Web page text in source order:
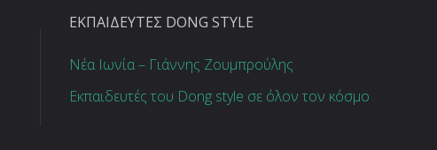
EΚΠΑΙΔΕΥΤΈΣ DONG STYLE
Νέα Ιωνία – Γιάννης Ζουμπρούλης
Εκπαιδευτές του Dong style σε όλον τον κόσμο